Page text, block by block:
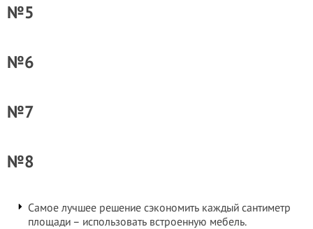
№5
№6
№7
№8
Самое лучшее решение сэкономить каждый сантиметр
площади – использовать встроенную мебель.